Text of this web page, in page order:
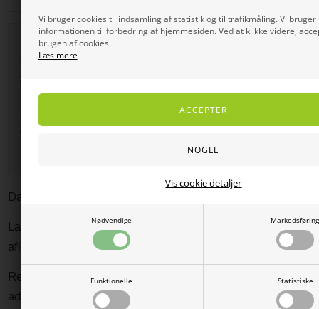
Vi bruger cookies til indsamling af statistik og til trafikmåling. Vi bruger
informationen til forbedring af hjemmesiden. Ved at klikke videre,
brugen af cookies.
Læs mere
Nødvendige Markedsføring
Funktionelle Statistiske
Vis cookie detaljer
Damernes Butik ApS
Teglværksvej 1
kundeservice@damernes-butik.dk
Damernes Butik har ikke en fysisk butik på adressen.
Lageret er ubemandet, og varer kan derfor ikke
afleveres eller afhentes personligt.
Returvarer skal sendes med omdeling direkte til
adressen. Returpakker, der sendes til pakkeshop,